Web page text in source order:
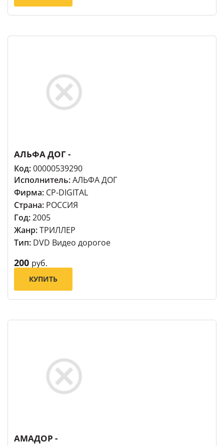
АЛЬФА ДОГ -
Код:00000539290
Исполнитель:АЛЬФА ДОГ
Фирма: СР-DIGITAL
Страна: РОССИЯ
Год:2005
Жанр:ТРИЛЛЕР
Тип: DVD Видео дорогое
200 руб.
КУПИТЬ
АМАДОР -